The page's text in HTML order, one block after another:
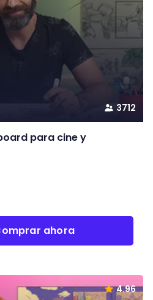
3712
para cine y
ahora
4.96